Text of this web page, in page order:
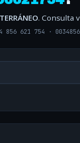
. Consulta
856 621 754 ·